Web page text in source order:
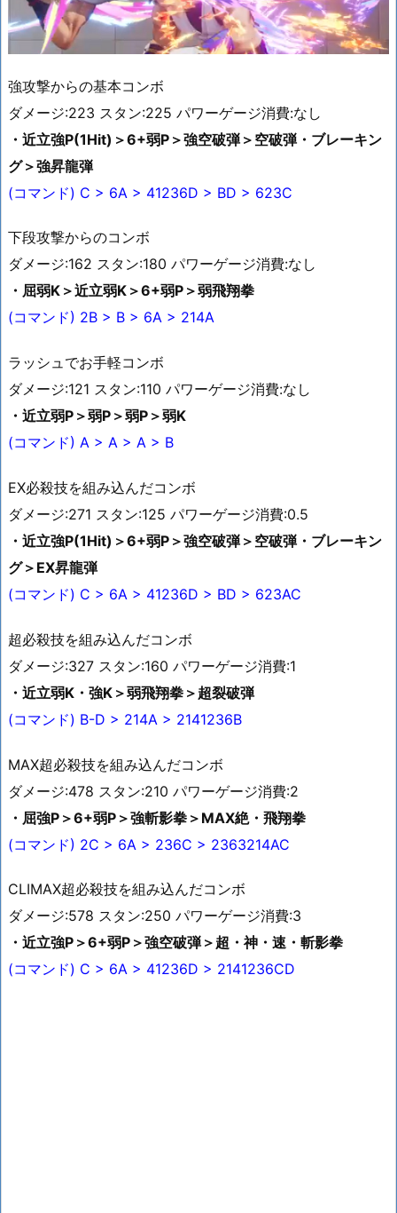
強攻撃からの基本コンボ
ダメージ:223 スタン:225 パワーゲージ消費:なし
・近立強P(1Hit)＞6+弱P＞強空破弾＞空破弾・ブレーキン
グ＞強昇龍弾
(コマンド) C > 6A > 41236D > BD > 623C
下段攻撃からのコンボ
ダメージ:162 スタン:180 パワーゲージ消費:なし
・屈弱K＞近立弱K＞6+弱P＞弱飛翔拳
(コマンド) 2B > B > 6A > 214A
ラッシュでお手軽コンボ
ダメージ:121 スタン:110 パワーゲージ消費:なし
・近立弱P＞弱P＞弱P＞弱K
(コマンド) A > A > A > B
EX必殺技を組み込んだコンボ
ダメージ:271 スタン:125 パワーゲージ消費:0.5
・近立強P(1Hit)＞6+弱P＞強空破弾＞空破弾・ブレーキン
グ＞EX昇龍弾
(コマンド) C > 6A > 41236D > BD > 623AC
超必殺技を組み込んだコンボ
ダメージ:327 スタン:160 パワーゲージ消費:1
・近立弱K・強K＞弱飛翔拳＞超裂破弾
(コマンド) B-D > 214A > 2141236B
MAX超必殺技を組み込んだコンボ
ダメージ:478 スタン:210 パワーゲージ消費:2
・屈強P＞6+弱P＞強斬影拳＞MAX絶・飛翔拳
(コマンド) 2C > 6A > 236C > 2363214AC
CLIMAX超必殺技を組み込んだコンボ
ダメージ:578 スタン:250 パワーゲージ消費:3
・近立強P＞6+弱P＞強空破弾＞超・神・速・斬影拳
(コマンド) C > 6A > 41236D > 2141236CD